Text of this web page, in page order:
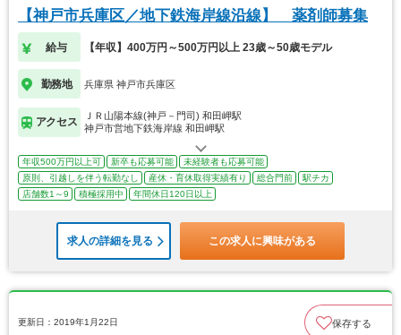
【神戸市兵庫区／地下鉄海岸線沿線】 薬剤師募集
給与 【年収】400万円～500万円以上 23歳～50歳モデル
勤務地 兵庫県 神戸市兵庫区
アクセス
ＪＲ山陽本線(神戸－門司) 和田岬駅
神戸市営地下鉄海岸線 和田岬駅
年収500万円以上可 新卒も応募可能
未経験者も応募可能
原則、引越しを伴う転勤なし
産休・育休取得実績有り 総合門前
駅チカ
店舗数1～9
積極採用中 年間休日120日以上
求人の詳細を見る この求人に興味がある
更新日：2019年1月22日 保存する